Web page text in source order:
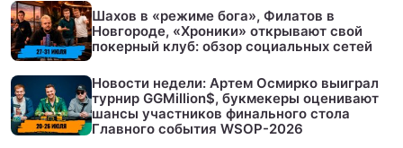
Шахов в «режиме бога», Филатов в
Новгороде, «Хроники» открывают свой
покерный клуб: обзор социальных сетей
Новости недели: Артем Осмирко выиграл
турнир GGMillion$, букмекеры оценивают
шансы участников финального стола
Главного события WSOP-2026